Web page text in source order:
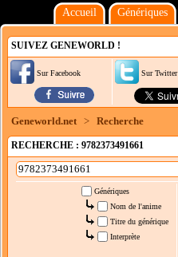
Accueil Génériques
SUIVEZ GENEWORLD !
Sur Facebook Sur Twitter
Geneworld.net > Recherche
RECHERCHE : 9782373491661
Génériques
Nom de l'anime
Titre du générique
Interprète